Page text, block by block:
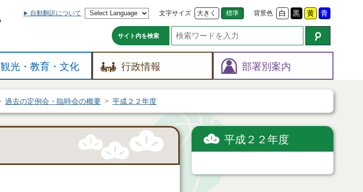
自動翻訳について 文字サイズ 大きく 標準 背景色 白 黒 黄 青
サイト内を検索
観光・教育・文化 行政情報 部署別案内
過去の定例会・臨時会の概要 平成２２年度
平成２２年度